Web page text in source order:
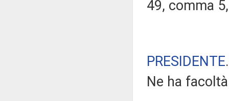
49, comma
PRESIDENTE
Ne ha